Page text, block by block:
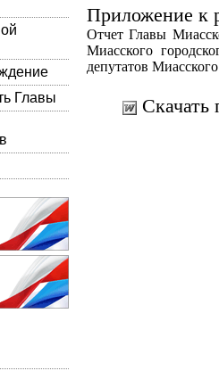
Главы
Приложение к
Отчет Главы
Миасского
депутатов
Скачать